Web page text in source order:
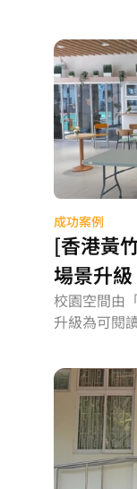
成功案例
[香港黃
場景升級
校園空間由
升級為可閱